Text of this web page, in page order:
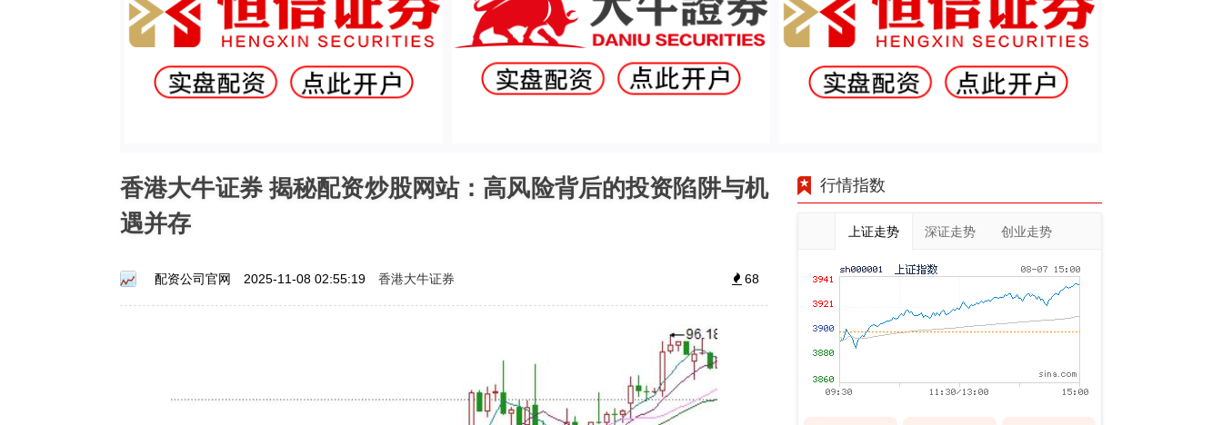
香港大牛证券 揭秘配资炒股网站：高风险背后的投资陷阱与机
遇并存
配资公司官网 2025-11-08 02:55:19 香港大牛证券 68
行情指数
上证走势 深证走势 创业走势